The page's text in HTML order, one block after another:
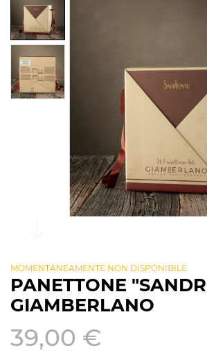
MOMENTANEAMENTE NON DISPONIBILE
PANETTONE
GIAMBERLANO
39,00 €